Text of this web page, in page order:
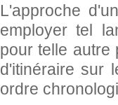
L'approche
employer tel
pour telle autre
d'itinéraire sur
ordre